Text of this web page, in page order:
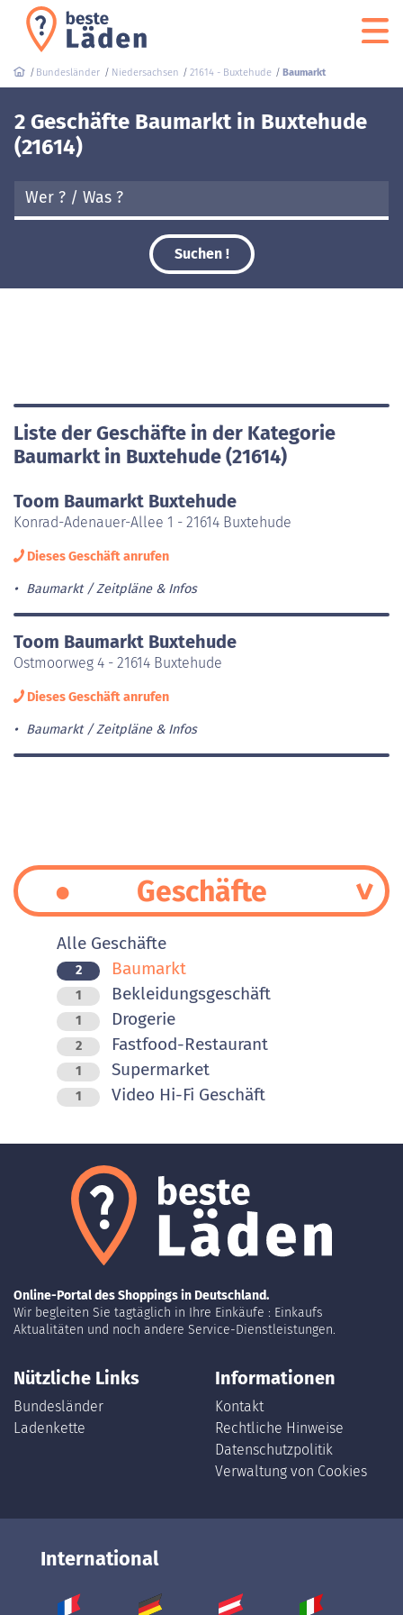
Bundesländer Niedersachsen 21614 - Buxtehude Baumarkt
2 Geschäfte Baumarkt in Buxtehude
(21614)
Suchen !
Liste der Geschäfte in der Kategorie
Baumarkt in Buxtehude (21614)
Toom Baumarkt Buxtehude
Konrad-Adenauer-Allee 1 - 21614 Buxtehude
Dieses Geschäft anrufen
Baumarkt Zeitpläne & Infos
Toom Baumarkt Buxtehude
Ostmoorweg 4 - 21614 Buxtehude
Dieses Geschäft anrufen
Baumarkt Zeitpläne & Infos
Geschäfte
Alle Geschäfte
2 Baumarkt
1 Bekleidungsgeschäft
1 Drogerie
2 Fastfood-Restaurant
1 Supermarket
1 Video Hi-Fi Geschäft
Online-Portal des Shoppings in Deutschland.
Wir begleiten Sie tagtäglich in Ihre Einkäufe : Einkaufs
Aktualitäten und noch andere Service-Dienstleistungen.
Nützliche Links
Bundesländer
Ladenkette
Informationen
Kontakt
Rechtliche Hinweise
Datenschutzpolitik
Verwaltung von Cookies
International